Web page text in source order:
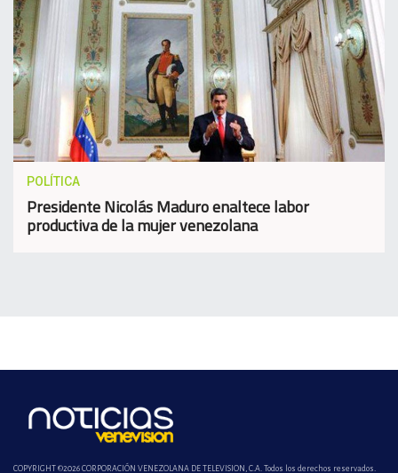
POLÍTICA
Presidente Nicolás Maduro enaltece labor
productiva de la mujer venezolana
COPYRIGHT ©2026 CORPORACIÓN VENEZOLANA DE TELEVISION, C.A. Todos los derechos reservados.